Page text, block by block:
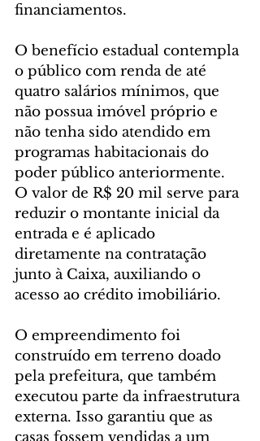
financiamentos.
O benefício estadual contempla
o público com renda de até
quatro salários mínimos, que
não possua imóvel próprio e
não tenha sido atendido em
programas habitacionais do
poder público anteriormente.
O valor de R$ 20 mil serve para
reduzir o montante inicial da
entrada e é aplicado
diretamente na contratação
junto à Caixa, auxiliando o
acesso ao crédito imobiliário.
O empreendimento foi
construído em terreno doado
pela prefeitura, que também
executou parte da infraestrutura
externa. Isso garantiu que as